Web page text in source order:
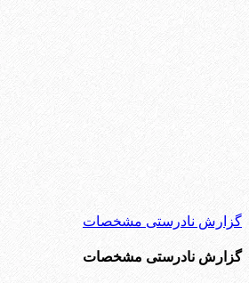
گزارش نادرستی مشخصات
گزارش نادرستی مشخصات